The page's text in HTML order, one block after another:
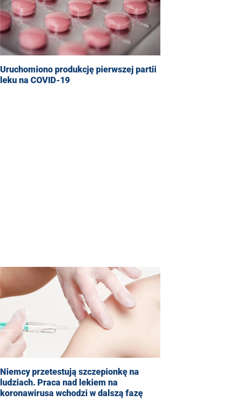
Uruchomiono produkcję pierwszej partii
leku na COVID-19
Niemcy przetestują szczepionkę na
ludziach. Praca nad lekiem na
koronawirusa wchodzi w dalszą fazę